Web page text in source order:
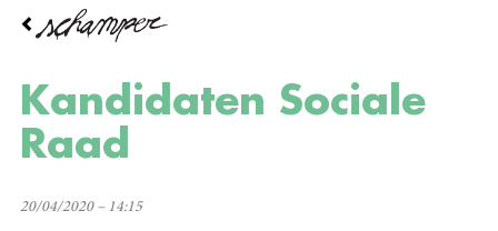
Overslaan
inhoud
gaanKandidaten Sociale
Raad
20/04/2020 – 14:15